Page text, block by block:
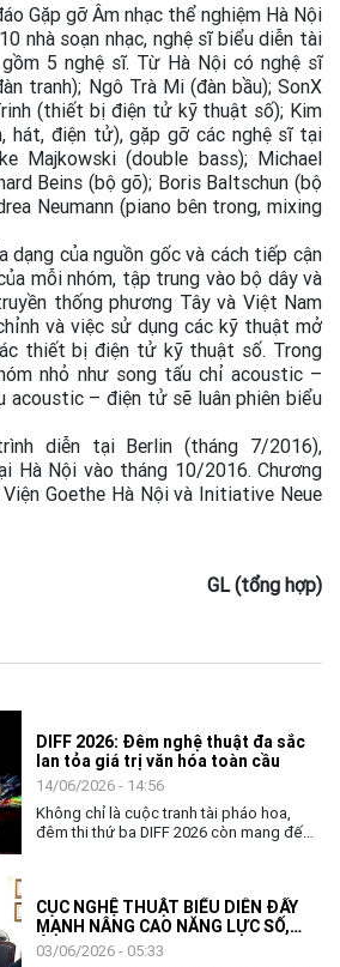
Gặp gỡ Âm nhạc thể nghiệm Hà Nội
nhà soạn nhạc, nghệ sĩ biểu diễn tài
5 nghệ sĩ. Từ Hà Nội có nghệ sĩ
tranh); Ngô Trà Mi (đàn bầu); SonX
(thiết bị điện tử kỹ thuật số); Kim
hát, điện tử), gặp gỡ các nghệ sĩ tại
Majkowski (double bass); Michael
Beins (bộ gõ); Boris Baltschun (bộ
Neumann (piano bên trong, mixing
dạng của nguồn gốc và cách tiếp cận
mỗi nhóm, tập trung vào bộ dây và
thống phương Tây và Việt Nam
và việc sử dụng các kỹ thuật mở
thiết bị điện tử kỹ thuật số. Trong
nhỏ như song tấu chỉ acoustic –
– điện tử sẽ luân phiên biểu
diễn tại Berlin (tháng 7/2016),
Hà Nội vào tháng 10/2016. Chương
Goethe Hà Nội và Initiative Neue
GL (tổng hợp)
DIFF 2026: Đêm nghệ thuật đa sắc
lan tỏa giá trị văn hóa toàn cầu
14/06/2026 - 14:56
Không chỉ là cuộc tranh tài pháo hoa,
đêm thi thứ ba DIFF 2026 còn mang đến
CỤC NGHỆ THUẬT BIỂU DIỄN ĐẨY
MẠNH NÂNG CAO NĂNG LỰC SỐ,
ỨNG DỤNG AI TRONG THỰC THI
03/06/2026 - 05:33